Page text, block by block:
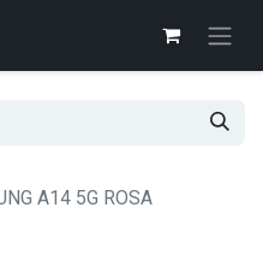
A14 5G ROSA